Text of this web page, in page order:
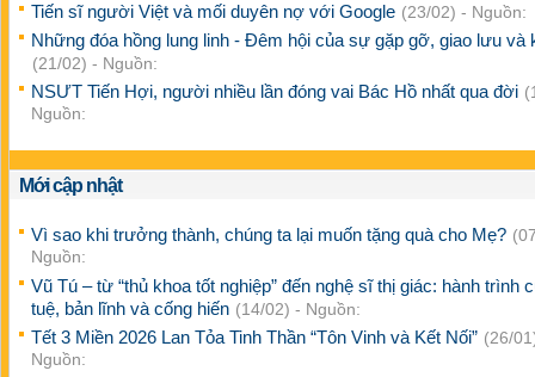
Tiến sĩ người Việt và mối duyên nợ với Google (23/02) - Nguồn:
Những đóa hồng lung linh - Đêm hội của sự gặp gỡ, giao lưu và
(21/02) - Nguồn:
NSƯT Tiến Hợi, người nhiều lần đóng vai Bác Hồ nhất qua đời
Nguồn:
Mới cập nhật
Vì sao khi trưởng thành, chúng ta lại muốn tặng quà cho Mẹ?
Nguồn:
Vũ Tú – từ “thủ khoa tốt nghiệp” đến nghệ sĩ thị giác: hành trình
tuệ, bản lĩnh và cống hiến (14/02) - Nguồn:
Tết 3 Miền 2026 Lan Tỏa Tinh Thần “Tôn Vinh và Kết Nối” (26/
Nguồn: